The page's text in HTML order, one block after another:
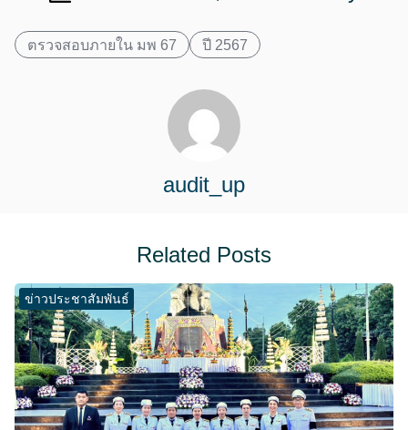
ตรวจสอบภายใน มพ 67 ปี 2567
audit_up
Related Posts
ข่าวประชาสัมพันธ์